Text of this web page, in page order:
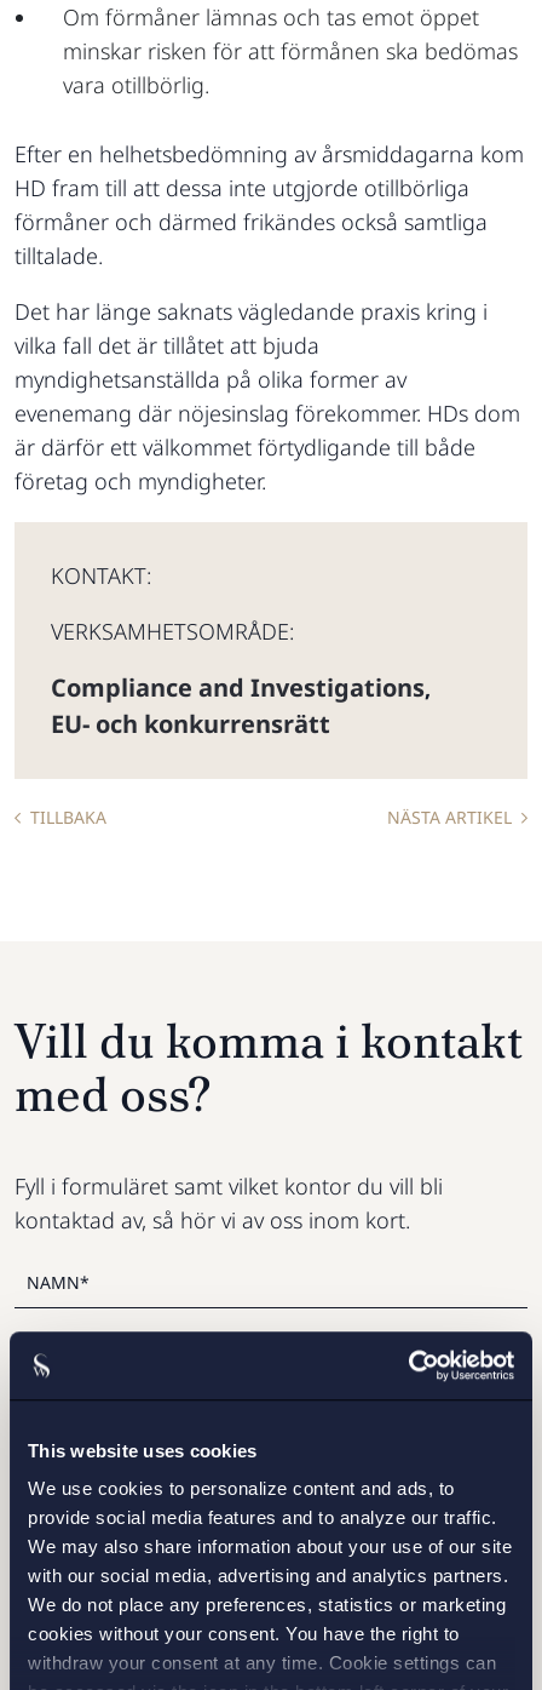
This website uses cookies
We use cookies to personalize content and ads, to
provide social media features and to analyze our traffic.
We may also share information about your use of our site
with our social media, advertising and analytics partners.
We do not place any preferences, statistics or marketing
cookies without your consent. You have the right to
withdraw your consent at any time. Cookie settings can
Om förmåner lämnas och tas emot öppet
minskar risken för att förmånen ska bedömas
vara otillbörlig.
Efter en helhetsbedömning av årsmiddagarna kom
HD fram till att dessa inte utgjorde otillbörliga
förmåner och därmed frikändes också samtliga
tilltalade.
Det har länge saknats vägledande praxis kring i
vilka fall det är tillåtet att bjuda
myndighetsanställda på olika former av
evenemang där nöjesinslag förekommer. HDs dom
är därför ett välkommet förtydligande till både
företag och myndigheter.
KONTAKT:
VERKSAMHETSOMRÅDE:
Compliance and Investigations,
EU- och konkurrensrätt
TILLBAKA NÄSTA ARTIKEL
STOCKHOLM
GÖTEBORG
Vill du komma i kontakt
med oss?
Fyll i formuläret samt vilket kontor du vill bli
kontaktad av, så hör vi av oss inom kort.